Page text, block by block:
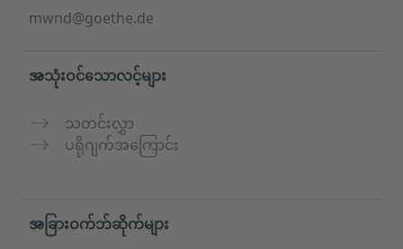
mwnd@goethe.de
အသုံးဝင်သောလင့်များ
သတင်းလွှာ
ပရိုဂျက်အကြောင်း
အခြားဝက်ဘ်ဆိုက်များ